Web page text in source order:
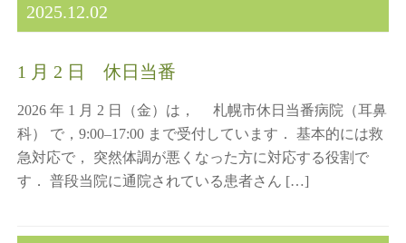
2025.12.02
1 月 2 日 休日当番
2026 年 1 月 2 日（金）は， 札幌市休日当番病院（耳鼻
科） で，9:00–17:00 まで受付しています． 基本的には救
急対応で， 突然体調が悪くなった方に対応する役割で
す． 普段当院に通院されている患者さん […]